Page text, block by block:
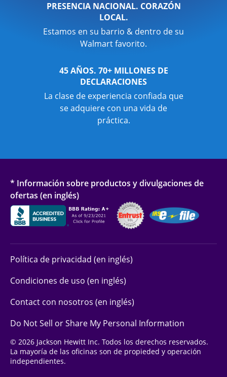
PRESENCIA NACIONAL. CORAZÓN
LOCAL.
Estamos en su barrio & dentro de su
Walmart favorito.
45 AÑOS. 70+ MILLONES DE
DECLARACIONES
La clase de experiencia confiada que
se adquiere con una vida de
práctica.
* Información sobre productos y divulgaciones de
ofertas (en inglés)
Política de privacidad (en inglés)
Condiciones de uso (en inglés)
Contact con nosotros (en inglés)
Do Not Sell or Share My Personal Information
© 2026 Jackson Hewitt Inc. Todos los derechos reservados.
La mayoría de las oficinas son de propieded y operación
independientes.